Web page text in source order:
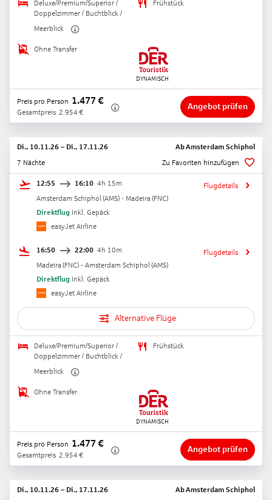
Deluxe/Premium/Superior /
Doppelzimmer / Buchtblick /
Meerblick
Frühstück
Ohne Transfer
Preis pro Person 1.477 €
Gesamtpreis 2.954 €
Angebot prüfen
Di., 10.11.26 – Di., 17.11.26 AbAmsterdam Schiphol
7 Nächte
Zu Favoriten hinzufügen
12:55 16:10 4h 15m
Amsterdam Schiphol (AMS) - Madeira (FNC)
Direktflug Inkl. Gepäck
easyJet Airline
Flugdetails
16:50 22:00 4h 10m
Madeira (FNC) - Amsterdam Schiphol (AMS)
Direktflug Inkl. Gepäck
easyJet Airline
Flugdetails
Alternative Flüge
Deluxe/Premium/Superior /
Doppelzimmer / Buchtblick /
Meerblick
Frühstück
Ohne Transfer
Preis pro Person 1.477 €
Gesamtpreis 2.954 €
Angebot prüfen
Di., 10.11.26 – Di., 17.11.26 AbAmsterdam Schiphol